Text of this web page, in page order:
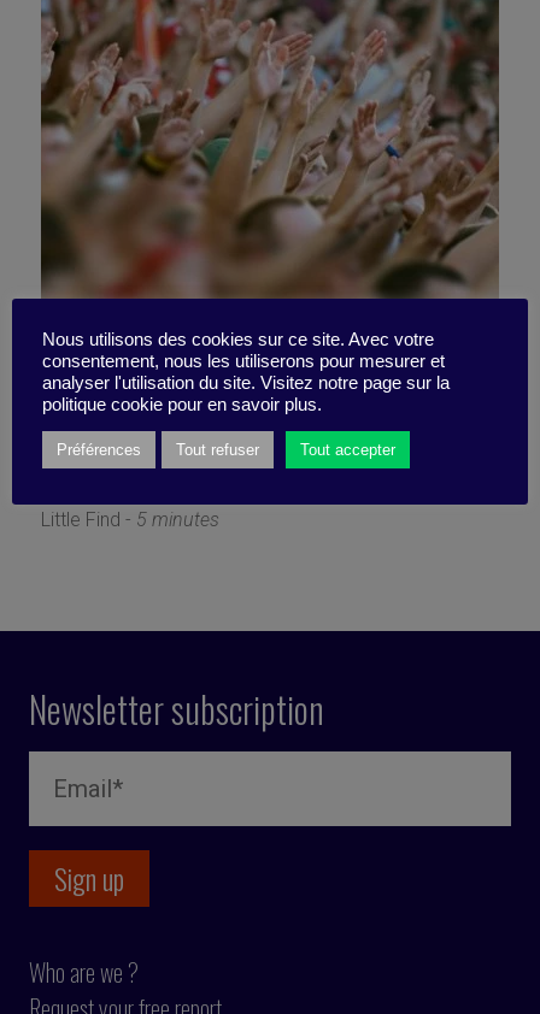
Crowds: smarter than you
think
Little Find - 5 minutes
Newsletter subscription
Who are we ?
Nous utilisons des cookies sur ce site. Avec votre
consentement, nous les utiliserons pour mesurer et
analyser l'utilisation du site. Visitez notre page sur la
politique cookie pour en savoir plus.
Préférences Tout refuser Tout accepter